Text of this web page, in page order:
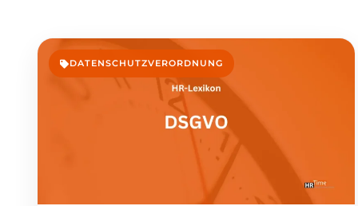
DATENSCHUTZVERORDNUNG